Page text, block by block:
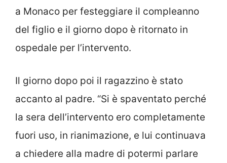
a Monaco per festeggiare il compleanno
del figlio e il giorno dopo è ritornato in
ospedale per l’intervento.
Il giorno dopo poi il ragazzino è stato
accanto al padre. “Si è spaventato perché
la sera dell’intervento ero completamente
fuori uso, in rianimazione, e lui continuava
a chiedere alla madre di potermi parlare